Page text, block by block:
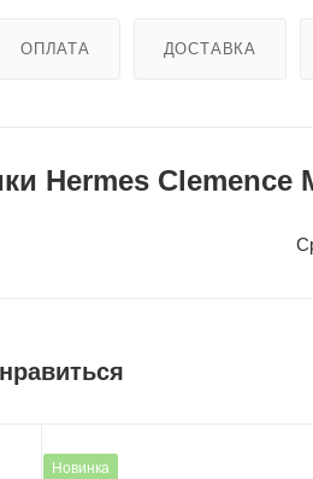
ОПЛАТА ДОСТАВКА
Hermes Clemence
Новинка